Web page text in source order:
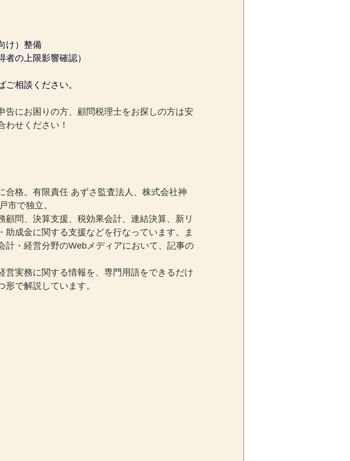
け）整備
の上限影響確認）
相談ください。
にお困りの方、顧問税理士をお探しの方は安
わせください！
格。有限責任 あずさ監査法人、株式会社神
市で独立。
問、決算支援、税効果会計、連結決算、新リ
成金に関する支援などを行なっています。ま
計・経営分野のWebメディアにおいて、記事の
実務に関する情報を、専門用語をできるだけ
で解説しています。